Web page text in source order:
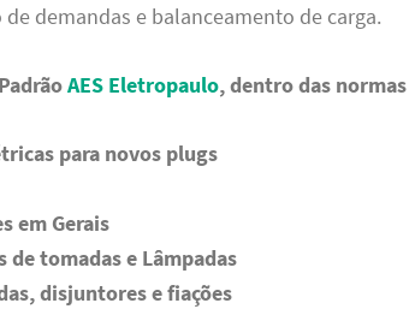
demandas e balanceamento de carga.
AES Eletropaulo, dentro das normas
para novos plugs
em Gerais
tomadas e Lâmpadas
disjuntores e fiações